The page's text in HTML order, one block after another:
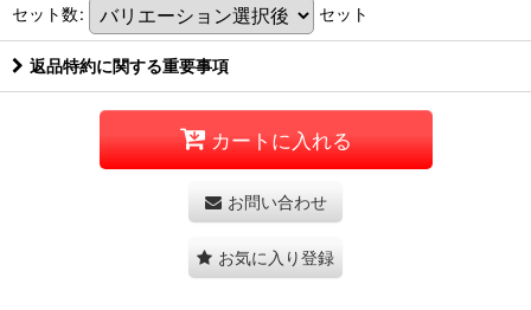
セット数: セット
返品特約に関する重要事項
カートに入れる
お問い合わせ
お気に入り登録